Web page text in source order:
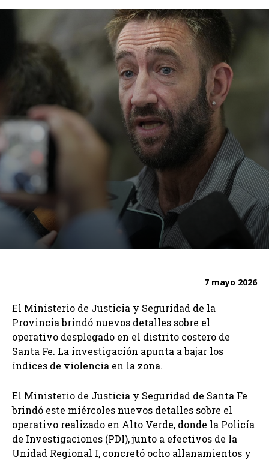
7 mayo 2026
El Ministerio de Justicia y Seguridad de la
Provincia brindó nuevos detalles sobre el
operativo desplegado en el distrito costero de
Santa Fe. La investigación apunta a bajar los
índices de violencia en la zona.
El Ministerio de Justicia y Seguridad de Santa Fe
brindó este miércoles nuevos detalles sobre el
operativo realizado en Alto Verde, donde la Policía
de Investigaciones (PDI), junto a efectivos de la
Unidad Regional I, concretó ocho allanamientos y